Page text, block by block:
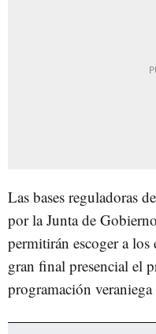
Las bases reguladoras
por la Junta de
permitirán escoger a
gran final presencial el
programación